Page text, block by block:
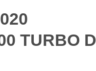
TURBO